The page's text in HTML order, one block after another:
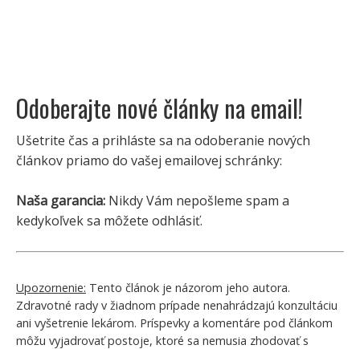
Odoberajte nové články na email!
Ušetrite čas a prihláste sa na odoberanie nových
článkov priamo do vašej emailovej schránky:
Naša garancia: Nikdy Vám nepošleme spam a
kedykoľvek sa môžete odhlásiť.
Upozornenie: Tento článok je názorom jeho autora.
Zdravotné rady v žiadnom prípade nenahrádzajú konzultáciu
ani vyšetrenie lekárom. Príspevky a komentáre pod článkom
môžu vyjadrovať postoje, ktoré sa nemusia zhodovať s